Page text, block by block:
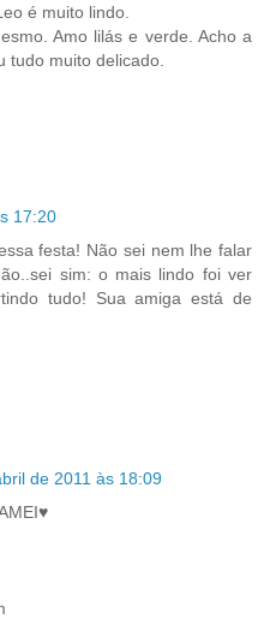
é muito lindo.
Amo lilás e verde. Acho a
tudo muito delicado.
17:20
festa! Não sei nem lhe falar
sim: o mais lindo foi ver
tudo! Sua amiga está de
de 2011 às 18:09